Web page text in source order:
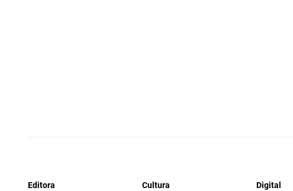
Editora
Cultura
Digital